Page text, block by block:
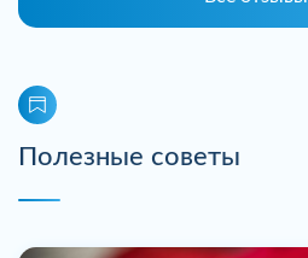
Полезные советы